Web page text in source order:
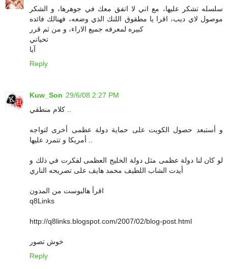
سلسله تشكر عليها، مع اني لا اتفق معك في جوهرها، و الشكر
موصول لاي ديب، اقرا يا مطقوق اللنك الذي وضعه، فهنالك فائده
كبيره لمعرفه جميع الاراء، و من ثم قرر
تحياتي
آيا
Reply
Kuw_Son 29/6/08 2:27 PM
و أستبعد حصول الكويت على حماية دولة عظمى أخرى لتواجه
لو كان لنا دولة عظمى مثل دولة الخليج العظمى لفكرت في ذلك و
أيدت الشاب اللطيف محمد هايف على تصريحه الناري
اقرأ هالبوست من المدون
q8Links
http://q8links.blogspot.com/2007/02/blog-post.html
خوش تصور
Reply